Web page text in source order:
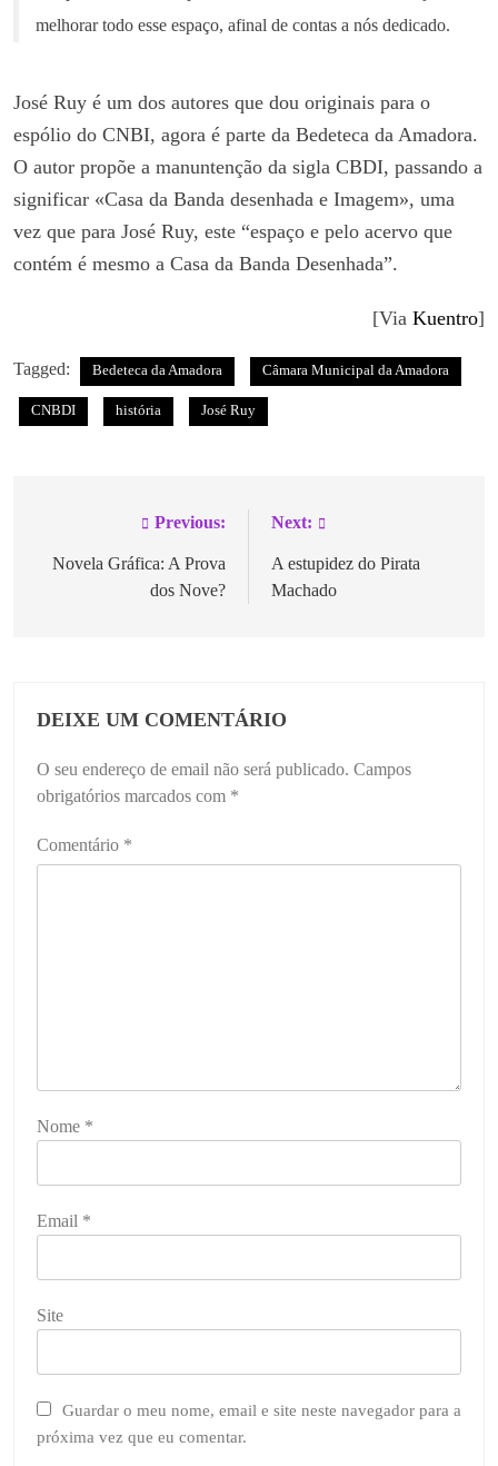
melhorar todo esse espaço, afinal de contas a nós dedicado.
José Ruy é um dos autores que dou originais para o
espólio do CNBI, agora é parte da Bedeteca da Amadora.
O autor propõe a manuntenção da sigla CBDI, passando a
significar «Casa da Banda desenhada e Imagem», uma
vez que para José Ruy, este “espaço e pelo acervo que
contém é mesmo a Casa da Banda Desenhada”.
[Via Kuentro]
Tagged: Bedeteca da Amadora Câmara Municipal da Amadora
CNBDI história José Ruy
Previous:
Novela Gráfica: A Prova
dos Nove?
Next:
A estupidez do Pirata
Machado
DEIXE UM COMENTÁRIO
O seu endereço de email não será publicado. Campos
obrigatórios marcados com *
Comentário *
Nome *
Email *
Site
Guardar o meu nome, email e site neste navegador para a
próxima vez que eu comentar.